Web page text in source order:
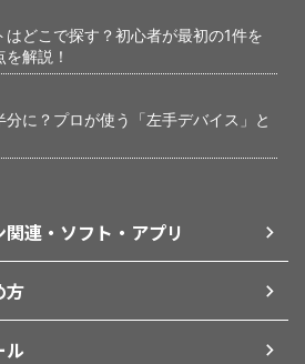
どこで探す？初心者が最初の1件を
解説！
に？プロが使う「左手デバイス」と
連・ソフト・アプリ
方
ル